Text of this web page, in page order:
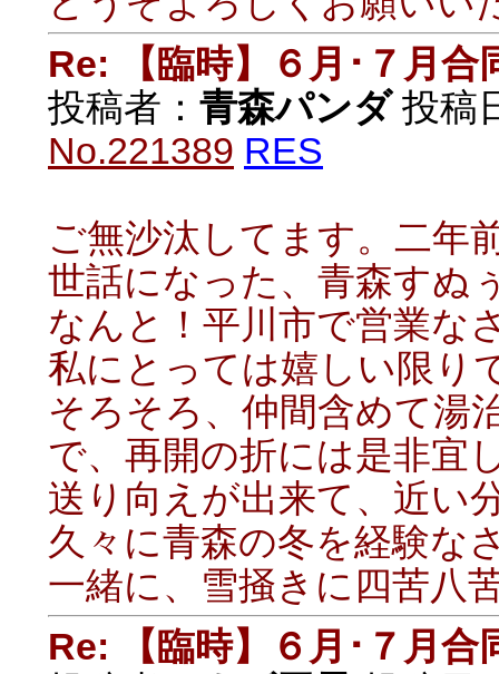
Re: 【臨時】６月･７月
投稿者： 青森パンダ投稿
No.221389 RES
ご無沙汰してます。二年
世話になった、青森すぬ
なんと！平川市で営業な
私にとっては嬉しい限り
そろそろ、仲間含めて湯
で、再開の折には是非宜
送り向えが出来て、近い
久々に青森の冬を経験な
一緒に、雪掻きに四苦八
Re: 【臨時】６月･７月